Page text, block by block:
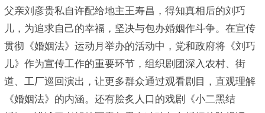
父亲刘彦贵私自许配给地主王寿昌，得知真相后的刘巧
儿，为追求自己的幸福，坚决与包办婚姻作斗争。在宣传
贯彻《婚姻法》运动月举办的活动中，党和政府将《刘巧
儿》作为宣传工作的重要环节，组织剧团深入农村、街
道、工厂巡回演出，让更多群众通过观看剧目，直观理解
《婚姻法》的内涵。还有脍炙人口的戏剧《小二黑结